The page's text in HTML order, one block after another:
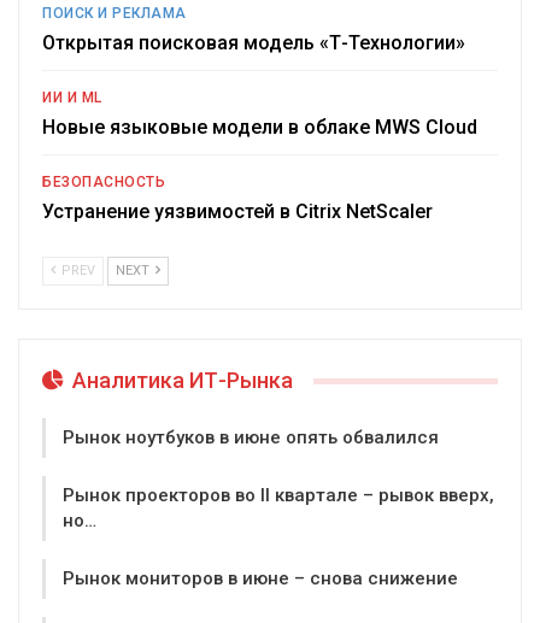
ПОИСК И РЕКЛАМА
Открытая поисковая модель «Т-Технологии»
ИИ И ML
Новые языковые модели в облаке MWS Cloud
БЕЗОПАСНОСТЬ
Устранение уязвимостей в Citrix NetScaler
PREV NEXT
Аналитика ИТ-Рынка
Рынок ноутбуков в июне опять обвалился
Рынок проекторов во II квартале – рывок вверх,
но…
Рынок мониторов в июне – снова снижение